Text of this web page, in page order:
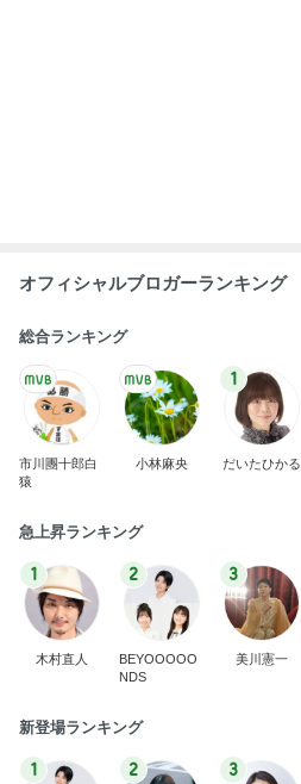
オフィシャルブロガーランキング
総合ランキング
市川團十郎白
猿
小林麻央
1
だいたひかる
急上昇ランキング
1
木村直人
2
BEYOOOOO
NDS
3
美川憲一
新登場ランキング
1 2 3